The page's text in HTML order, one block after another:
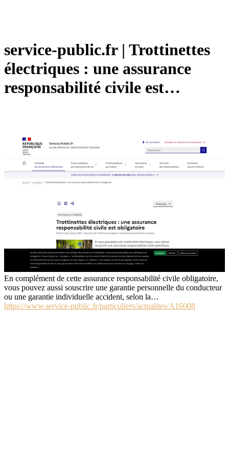
service-public.fr | Trottinettes
électriques : une assurance
responsabilité civile est…
En complément de cette assurance responsabilité civile obligatoire,
vous pouvez aussi souscrire une garantie personnelle du conducteur
ou une garantie individuelle accident, selon la…
https://www.service-public.fr/particuliers/actualites/A16008